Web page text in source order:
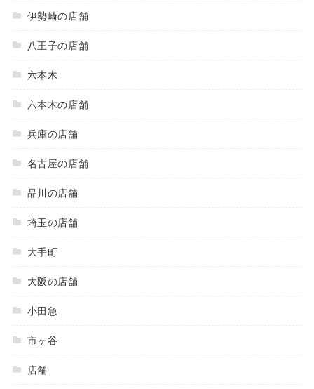
伊勢崎の店舗
八王子の店舗
六本木
六本木の店舗
兵庫の店舗
名古屋の店舗
品川の店舗
埼玉の店舗
大手町
大阪の店舗
小田急
市ヶ谷
店舗